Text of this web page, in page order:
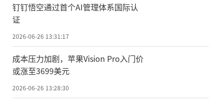
钉钉悟空通过首个AI管理体系国际认
证
2026-06-26 13:31:17
成本压力加剧，苹果Vision Pro入门价
或涨至3699美元
2026-06-26 13:28:30